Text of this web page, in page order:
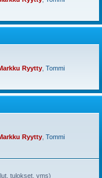
Ryytty Tommi
Ryytty Tommi
tulokset, yms)